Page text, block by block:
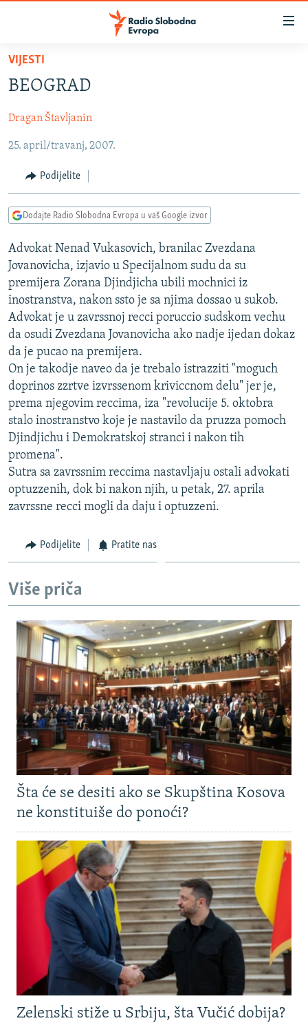
Pređite
glavni
Pređite
na
navigaciju
Pređite
na
pretragu
SRBIJA
KOSOVO
CRNA GORA
VIZUELNO
VIDEO
FOTOGALERIJE
INFOGRAFIKE
PODCASTI
RAT U UKRAJINI
KINA NA BALKANU
RSE PRIČE IZ SVIJETA
ISPRIČAJ MI
DNEVNO@RSE
SPECIJALI RSE
VIŠE OD NASLOVA
GENOCID U SREBRENICI
POPLAVE I KLIZIŠTA U BIH 2024.
TV LIBERTY
POST SCRIPTUM
TRI DECENIJE OD RATA U BIH
NASTANAK I RASPAD JUGOSLAVIJE
PRATITE NAS
Sve RFE/RL stranice
VIJESTI
BEOGRAD
Dragan Štavljanin
25. april/travanj, 2007.
Podijelite
Dodajte Radio Slobodna Evropa u vaš Google izvor
Advokat Nenad Vukasovich, branilac Zvezdana
Jovanovicha, izjavio u Specijalnom sudu da su
premijera Zorana Djindjicha ubili mochnici iz
inostranstva, nakon ssto je sa njima dossao u sukob.
Advokat je u zavrssnoj recci poruccio sudskom vechu
da osudi Zvezdana Jovanovicha ako nadje ijedan dokaz
da je pucao na premijera.
On je takodje naveo da je trebalo istrazziti "moguch
doprinos zzrtve izvrssenom kriviccnom delu" jer je,
prema njegovim reccima, iza "revolucije 5. oktobra
stalo inostranstvo koje je nastavilo da pruzza pomoch
Djindjichu i Demokratskoj stranci i nakon tih
promena".
Sutra sa zavrssnim reccima nastavljaju ostali advokati
optuzzenih, dok bi nakon njih, u petak, 27. aprila
zavrssne recci mogli da daju i optuzzeni.
Podijelite Pratite nas
Više priča
Šta će se desiti ako se Skupština Kosova
ne konstituiše do ponoći?
Zelenski stiže u Srbiju, šta Vučić dobija?